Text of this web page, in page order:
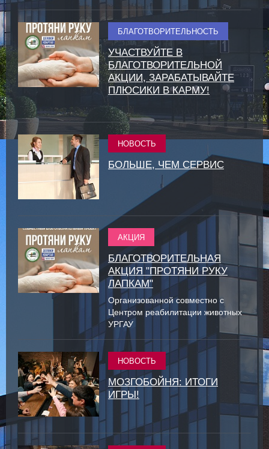
БЛАГОТВОРИТЕЛЬНОСТЬ
УЧАСТВУЙТЕ В
БЛАГОТВОРИТЕЛЬНОЙ
АКЦИИ, ЗАРАБАТЫВАЙТЕ
ПЛЮСИКИ В КАРМУ!
НОВОСТЬ
БОЛЬШЕ, ЧЕМ СЕРВИС
АКЦИЯ
БЛАГОТВОРИТЕЛЬНАЯ
АКЦИЯ "ПРОТЯНИ РУКУ
ЛАПКАМ"
Организованной совместно с
Центром реабилитации животных
УРГАУ
НОВОСТЬ
МОЗГОБОЙНЯ: ИТОГИ
ИГРЫ!